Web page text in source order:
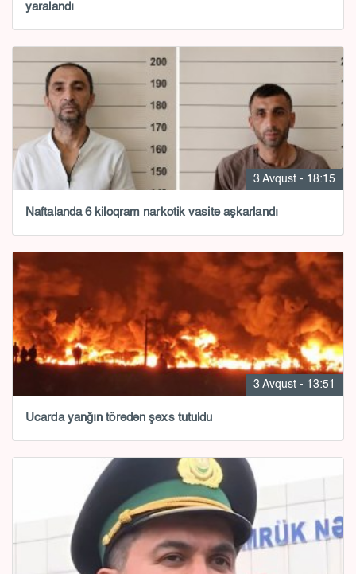
yaralandı
3 Avqust - 18:15
Naftalanda 6 kiloqram narkotik vasitə aşkarlandı
3 Avqust - 13:51
Ucarda yanğın törədən şəxs tutuldu